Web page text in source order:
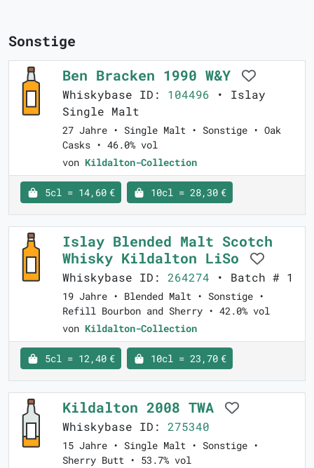
Sonstige
Ben Bracken 1990 W&Y
Whiskybase ID: 104496 • Islay
Single Malt
27 Jahre • Single Malt • Sonstige • Oak
Casks • 46.0% vol
von Kildalton-Collection
5cl = 14,60 € 10cl = 28,30 €
Islay Blended Malt Scotch
Whisky Kildalton LiSo
Whiskybase ID: 264274 • Batch # 1
19 Jahre • Blended Malt • Sonstige •
Refill Bourbon and Sherry • 42.0% vol
von Kildalton-Collection
5cl = 12,40 € 10cl = 23,70 €
Kildalton 2008 TWA
Whiskybase ID: 275340
15 Jahre • Single Malt • Sonstige •
Sherry Butt • 53.7% vol